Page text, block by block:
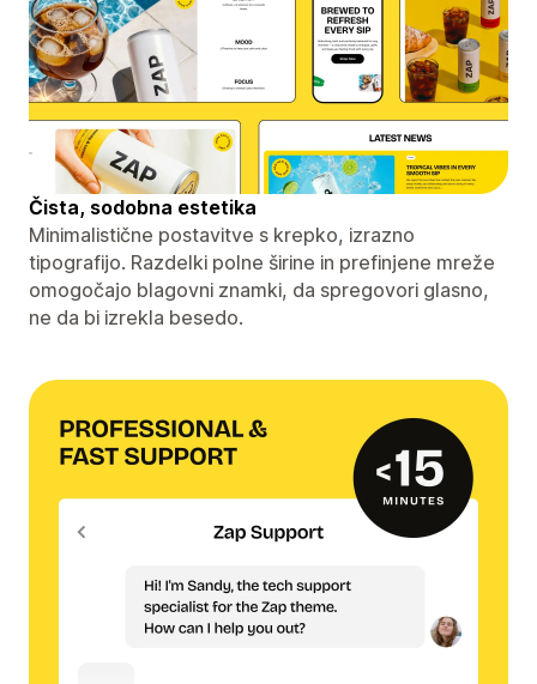
Čista, sodobna estetika
Minimalistične postavitve s krepko, izrazno
tipografijo. Razdelki polne širine in prefinjene mreže
omogočajo blagovni znamki, da spregovori glasno,
ne da bi izrekla besedo.